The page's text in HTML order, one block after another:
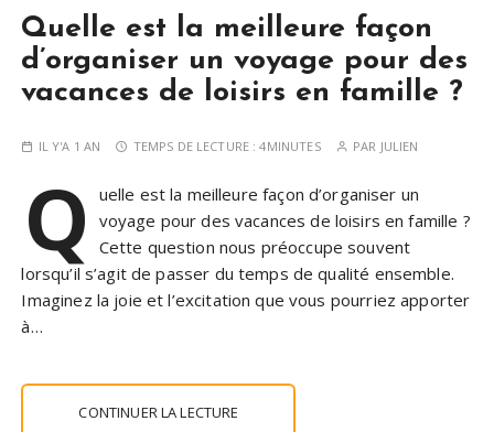
Quelle est la meilleure façon
d’organiser un voyage pour des
vacances de loisirs en famille ?
IL Y'A 1 AN TEMPS DE LECTURE :4MINUTES PAR JULIEN
Q
uelle est la meilleure façon d’organiser un
voyage pour des vacances de loisirs en famille ?
Cette question nous préoccupe souvent
lorsqu’il s’agit de passer du temps de qualité ensemble.
Imaginez la joie et l’excitation que vous pourriez apporter
à…
CONTINUER LA LECTURE